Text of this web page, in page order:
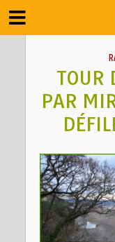
TOUR
PAR